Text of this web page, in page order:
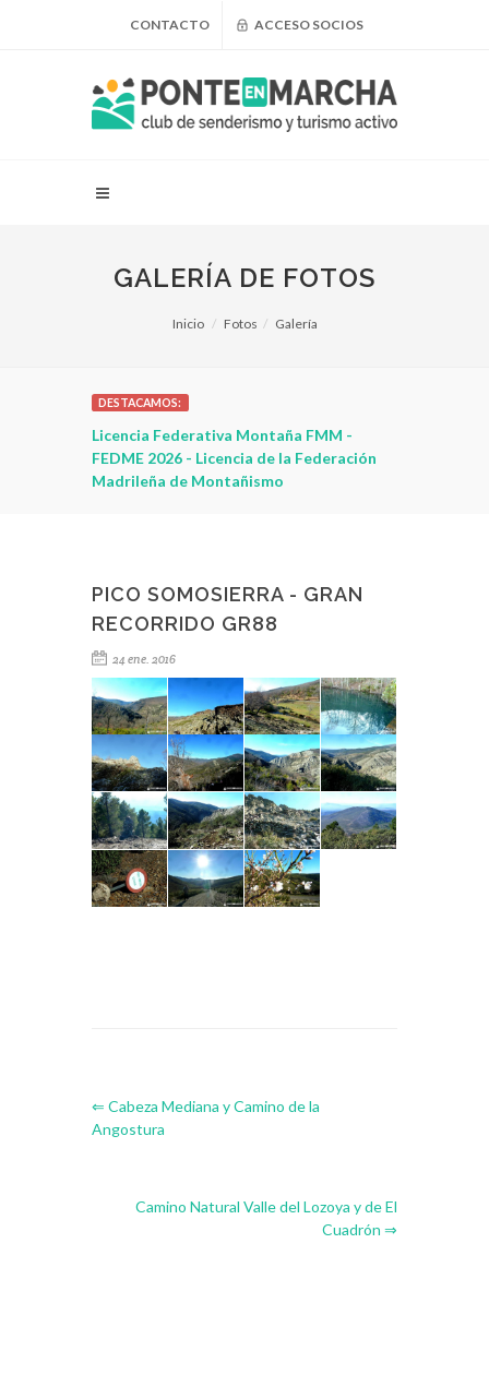
CONTACTO ACCESO SOCIOS
GALERÍA DE FOTOS
Inicio Fotos Galería
DESTACAMOS:
Licencia Federativa Montaña FMM -
FEDME 2026 - Licencia de la Federación
Madrileña de Montañismo
PICO SOMOSIERRA - GRAN
RECORRIDO GR88
24 ene. 2016
⇐ Cabeza Mediana y Camino de la
Angostura
Camino Natural Valle del Lozoya y de El
Cuadrón ⇒